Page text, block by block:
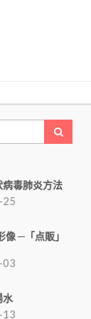
毒肺炎方法
25
像 ─「点販」
03
水
13